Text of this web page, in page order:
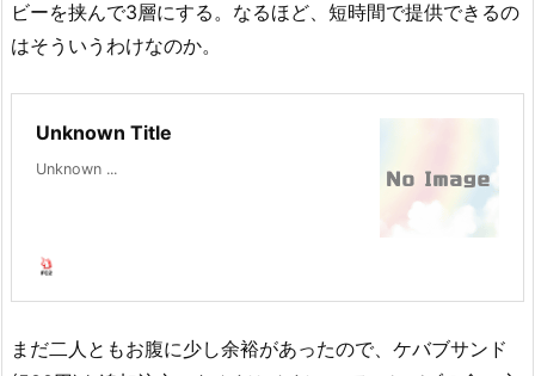
ビーを挟んで3層にする。なるほど、短時間で提供できるの
はそういうわけなのか。
Unknown Title
Unknown ...
まだ二人ともお腹に少し余裕があったので、ケバブサンド